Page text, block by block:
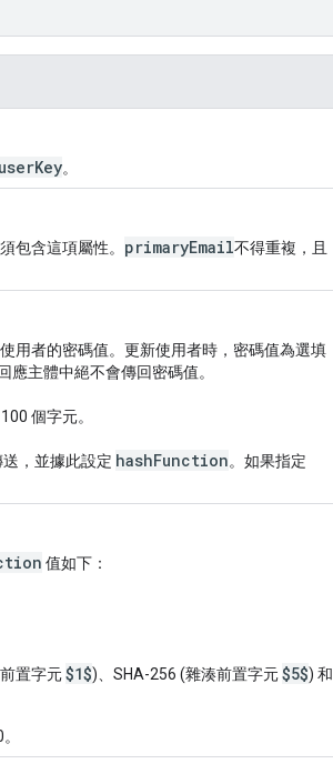
。
包含這項屬性。 primaryEmail不得重複，且
用者的密碼值。更新使用者時，密碼值為選填
主體中絕不會傳回密碼值。
個字元。
，並據此設定 hashFunction。如果指定
值如下：
置字元$1$)、SHA-256 (雜湊前置字元$5$) 和